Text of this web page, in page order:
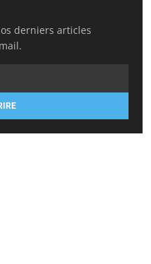
derniers articles